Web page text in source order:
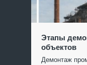
Этапы
объектов
Демонтаж